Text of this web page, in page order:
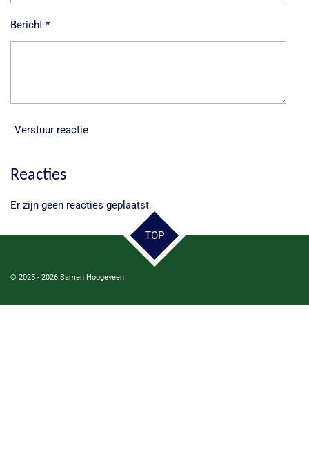
Bericht *
Verstuur reactie
Reacties
Er zijn geen reacties geplaatst.
TOP
© 2025 - 2026 Samen Hoogeveen